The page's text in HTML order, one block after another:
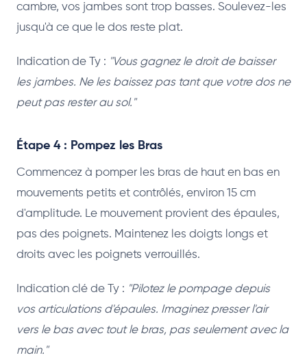
cambre, vos jambes sont trop basses. Soulevez-les
jusqu'à ce que le dos reste plat.
Indication de Ty : "Vous gagnez le droit de baisser
les jambes. Ne les baissez pas tant que votre dos ne
peut pas rester au sol."
Étape 4 : Pompez les Bras
Commencez à pomper les bras de haut en bas en
mouvements petits et contrôlés, environ 15 cm
d'amplitude. Le mouvement provient des épaules,
pas des poignets. Maintenez les doigts longs et
droits avec les poignets verrouillés.
Indication clé de Ty : "Pilotez le pompage depuis
vos articulations d'épaules. Imaginez presser l'air
vers le bas avec tout le bras, pas seulement avec la
main."